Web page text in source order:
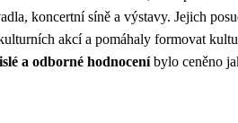
koncertní síně a výstavy. Jejich
akcí a pomáhaly formovat
a odborné hodnoceníbylo ceněno